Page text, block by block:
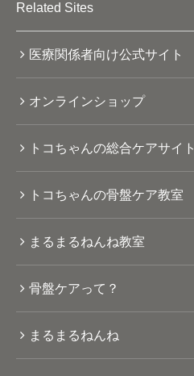
Related Sites
医療関係者向け公式サイト
オンラインショップ
トコちゃんの総合ケアサイト
トコちゃんの骨盤ケア教室
まるまるねんね教室
骨盤ケアって？
まるまるねんね